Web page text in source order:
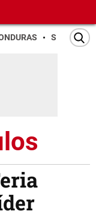
SAN PEDRO